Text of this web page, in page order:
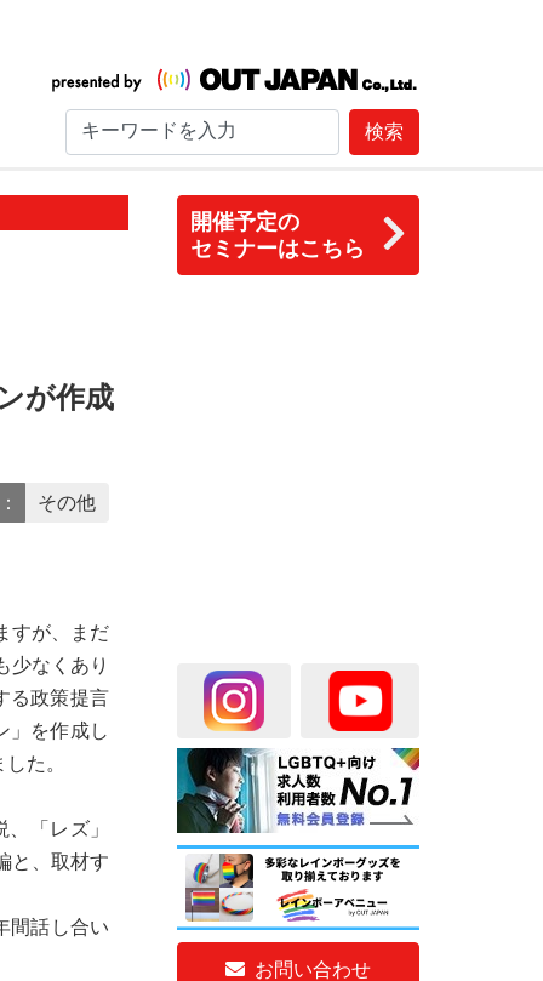
検索
開催予定の
セミナーはこちら
お問い合わせ
が作成
その他
すが、まだ
少なくあり
る政策提言
」を作成し
た。
「レズ」
と、取材す
間話し合い